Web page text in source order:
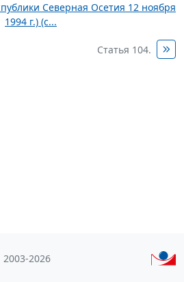
Северная Осетия 12 ноября
1994 г.) (с...
Статья 104.
2026